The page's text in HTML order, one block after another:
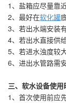
1、盐箱应尽量靠
2、最好在软化罐
3、若出水端安装
4、若出水直接供
5、若进水浊度较
6、进出水管路需
三、软水设备使用
1、首次使用前应